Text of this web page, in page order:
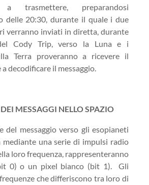
a trasmettere, preparandosi
delle 20:30, durante il quale i due
verranno inviati in diretta, durante
Cody Trip, verso la Luna e i
Terra proveranno a ricevere il
decodificare il messaggio.
MESSAGGI NELLO SPAZIO
del messaggio verso gli esopianeti
mediante una serie di impulsi radio
loro frequenza, rappresenteranno
0) o un pixel bianco (bit 1). Gli
che differiscono tra loro di